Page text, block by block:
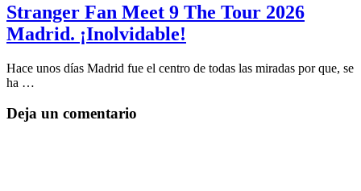
Stranger Fan Meet 9 The Tour 2026
Madrid. ¡Inolvidable!
Hace unos días Madrid fue el centro de todas las miradas por que, se
ha …
Deja un comentario